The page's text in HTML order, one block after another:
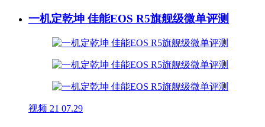
一机定乾坤 佳能EOS R5旗舰级微单评测
视频 21 07.29